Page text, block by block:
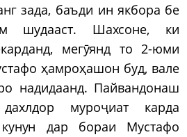
зада, баъди ин якбора бе
шудааст. Шахсоне, ки
мегӯянд то 2-юми
ҳамроҳашон буд, вале
надидаанд. Пайвандонаш
муроҷиат карда
дар бораи Мустафо